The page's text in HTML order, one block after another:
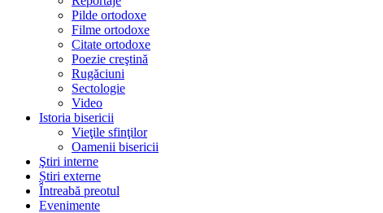
Pilde ortodoxe
Filme ortodoxe
Citate ortodoxe
Poezie creştină
Rugăciuni
Sectologie
Video
Istoria bisericii
Vieţile sfinţilor
Oamenii bisericii
Ştiri interne
Știri externe
Întreabă preotul
Evenimente